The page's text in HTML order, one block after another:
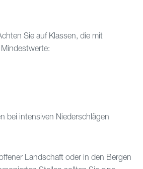
Sie auf Klassen, die mit
bei intensiven Niederschlägen
Landschaft oder in den Bergen